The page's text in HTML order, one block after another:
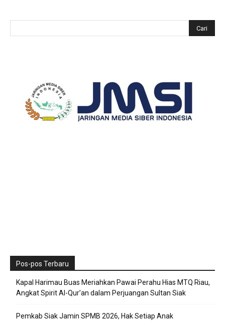
Pos-pos Terbaru
Kapal Harimau Buas Meriahkan Pawai Perahu Hias MTQ Riau,
Angkat Spirit Al-Qur’an dalam Perjuangan Sultan Siak
Pemkab Siak Jamin SPMB 2026, Hak Setiap Anak